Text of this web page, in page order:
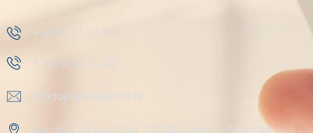
+ 381 11 37 57 555
+ 381 18 41 51 230
prodaja@steelsoft.rs